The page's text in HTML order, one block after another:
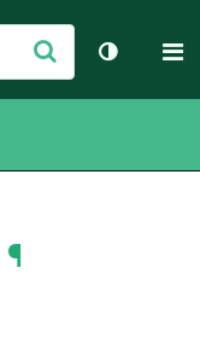
Skicka
Växla
¶